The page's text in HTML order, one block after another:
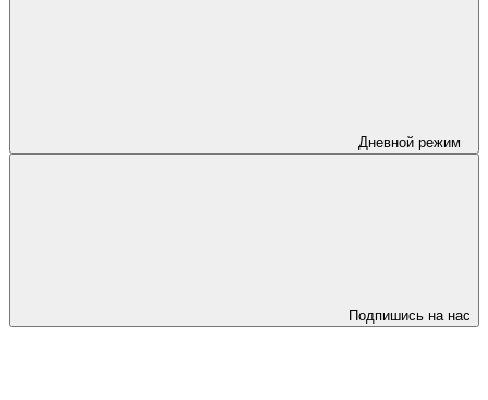
Дневной режим
Подпишись на нас